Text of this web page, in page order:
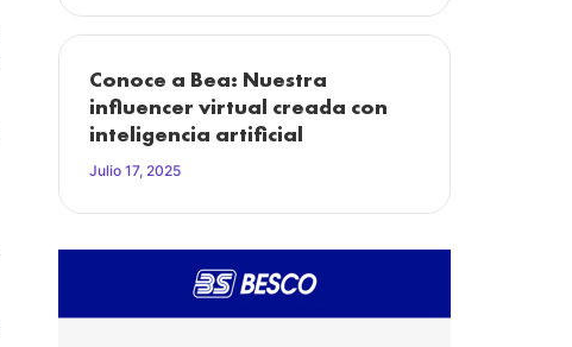
Conoce a Bea: Nuestra
influencer virtual creada con
inteligencia artificial
Julio 17, 2025